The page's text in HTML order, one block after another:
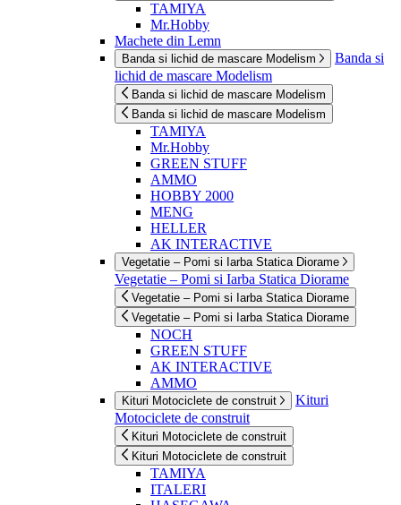
TAMIYA
Mr.Hobby
Machete din Lemn
Banda si lichid de mascare Modelism
Banda si
lichid de mascare Modelism
Banda si lichid de mascare Modelism
Banda si lichid de mascare Modelism
TAMIYA
Mr.Hobby
GREEN STUFF
AMMO
HOBBY 2000
MENG
HELLER
AK INTERACTIVE
Vegetatie – Pomi si Iarba Statica Diorame
Vegetatie – Pomi si Iarba Statica Diorame
Vegetatie – Pomi si Iarba Statica Diorame
Vegetatie – Pomi si Iarba Statica Diorame
NOCH
GREEN STUFF
AK INTERACTIVE
AMMO
Kituri Motociclete de construit
Kituri
Motociclete de construit
Kituri Motociclete de construit
Kituri Motociclete de construit
TAMIYA
ITALERI